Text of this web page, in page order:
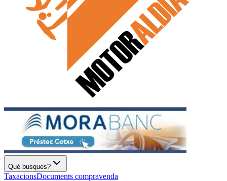
Què busques?
TaxacionsDocuments compravenda